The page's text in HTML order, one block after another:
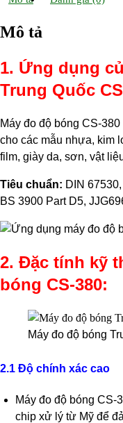
e
o
o
k
k
n
f
r
e
r
Mô tả
1. Ứng dụng
Trung Quốc
Máy đo độ bóng CS-
cho các mẫu nhựa, kim
film, giày da, sơn, vật
Tiêu chuẩn: DIN
BS 3900 Part D5,
2. Đặc tính kỹ
bóng CS-380:
Máy đo độ bóng
2.1 Độ chính xác cao
Máy đo độ bóng CS-
chip xử lý từ Mỹ để